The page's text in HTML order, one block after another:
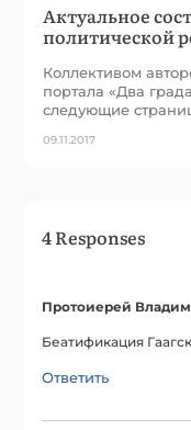
Актуальное
политической
Коллективом
портала «Два
следующие
09.11.2017
4 Responses
Протоиерей
Беатификация
Ответить